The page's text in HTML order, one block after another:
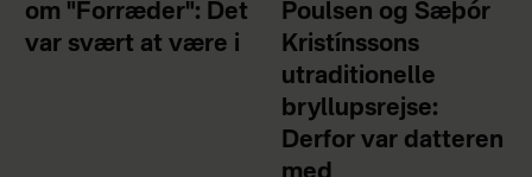
om "Forræder": Det
var svært at være i
Poulsen og Sæþór
Kristínssons
utraditionelle
bryllupsrejse:
Derfor var datteren